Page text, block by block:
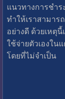
แนวทางการชำ
ทำให้เราสามาร
อย่างดี ด้วยเหตุ
ใช้จ่ายตัวเองใน
โดยที่ไม่จำเป็น